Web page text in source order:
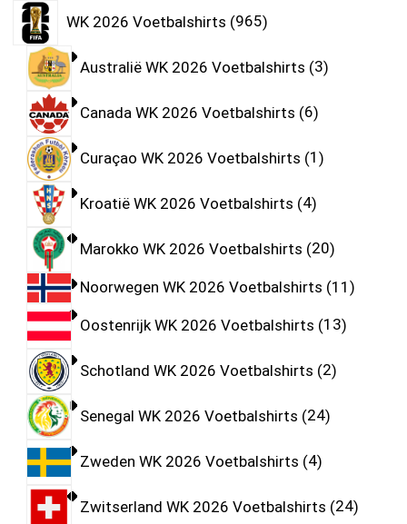
WK 2026 Voetbalshirts 965
Australië WK 2026 Voetbalshirts 3
Canada WK 2026 Voetbalshirts 6
Curaçao WK 2026 Voetbalshirts 1
Kroatië WK 2026 Voetbalshirts 4
Marokko WK 2026 Voetbalshirts 20
Noorwegen WK 2026 Voetbalshirts 11
Oostenrijk WK 2026 Voetbalshirts 13
Schotland WK 2026 Voetbalshirts 2
Senegal WK 2026 Voetbalshirts 24
Zweden WK 2026 Voetbalshirts 4
Zwitserland WK 2026 Voetbalshirts 24